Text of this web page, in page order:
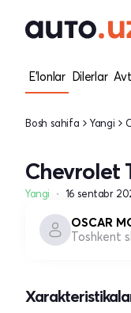
E'lonlar Dilerlar
Bosh sahifa Yangi
Chevrolet
Yangi 16 sentabr
OSCAR
Toshkent